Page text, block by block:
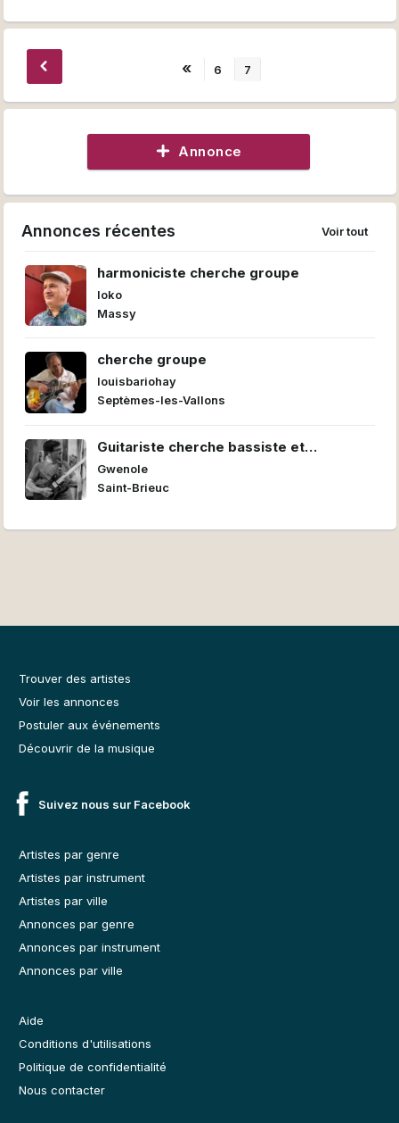
« 6 7
Annonce
Annonces récentes Voir tout
harmoniciste cherche groupe
loko
Massy
cherche groupe
louisbariohay
Septèmes-les-Vallons
Guitariste cherche bassiste et
batteur/euse pour former un power trio
Gwenole
Saint-Brieuc
Trouver des artistes
Voir les annonces
Postuler aux événements
Découvrir de la musique
Suivez nous sur Facebook
Artistes par genre
Artistes par instrument
Artistes par ville
Annonces par genre
Annonces par instrument
Annonces par ville
Aide
Conditions d'utilisations
Politique de confidentialité
Nous contacter